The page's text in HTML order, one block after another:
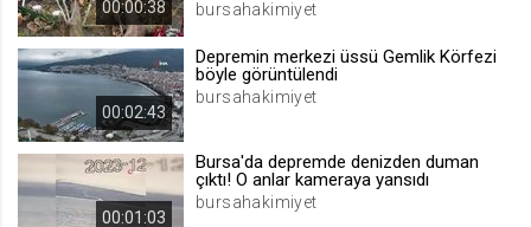
.web.tv
İsimsiz ziyaretçi için site içeriği
00:00:38 bursahakimiyet
00:02:43
Depremin merkezi üssü Gemlik Körfezi
böyle görüntülendi
bursahakimiyet
00:01:03
Bursa'da depremde denizden duman
çıktı! O anlar kameraya yansıdı
bursahakimiyet